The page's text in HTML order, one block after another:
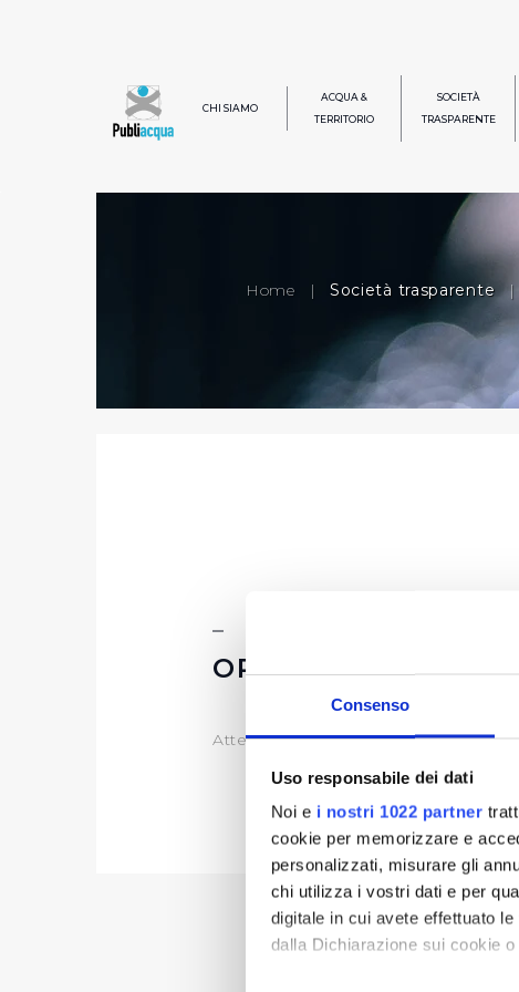
Consenso
Uso responsabile dei dati
Noi e i nostri 1022 partner
cookie per memorizzare e
personalizzati, misurare gli
chi utilizza i vostri dati e per
digitale in cui avete effettuato
dalla Dichiarazione sui cookie
CHI SIAMO
ACQUA &
TERRITORIO
SOCIETÀ
TRASPARENTE
Home | Società trasparente |
ORGANI DI
Attestazione ODV